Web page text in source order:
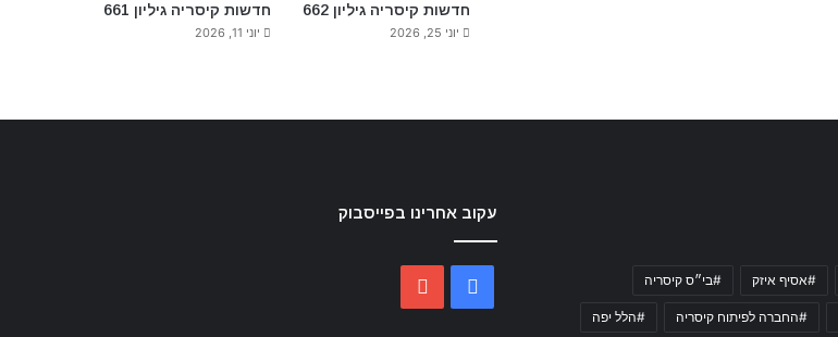
חדשות קיסריה גיליון 662
יוני 25, 2026
חדשות קיסריה גיליון 661
יוני 11, 2026
#אסיף איזק #בי״ס קיסריה
#החברה לפיתוח קיסריה #הלל יפה
עקוב אחרינו בפייסבוק
Facebook